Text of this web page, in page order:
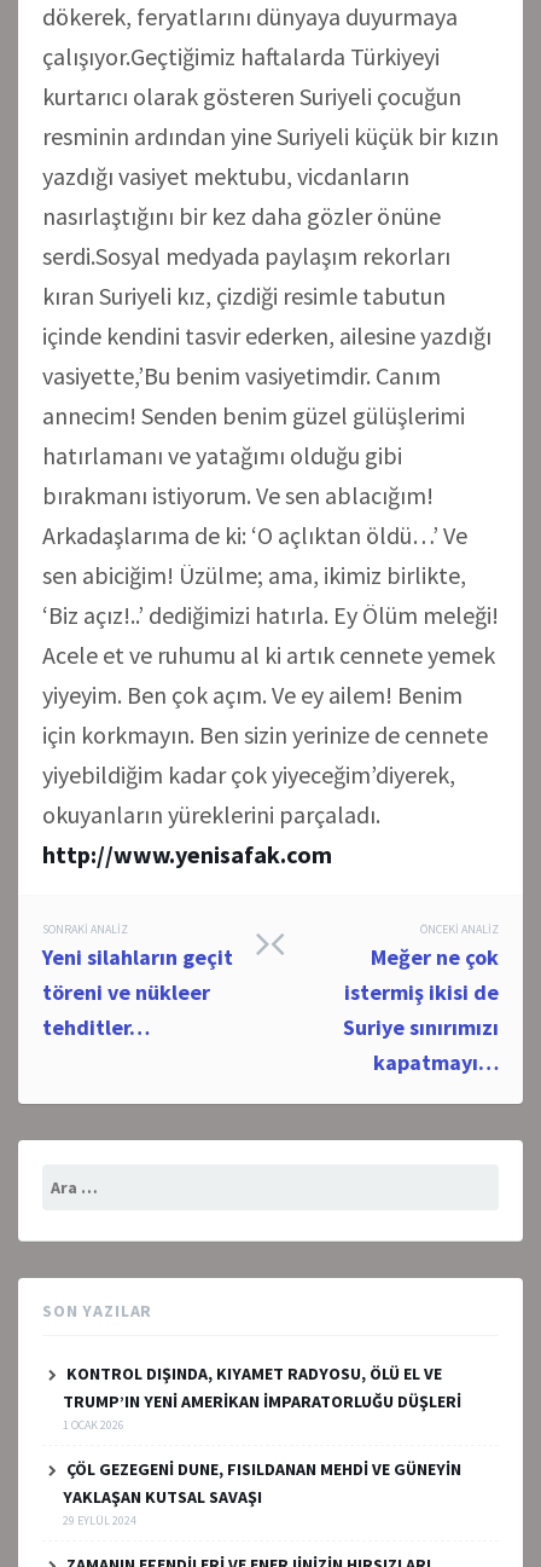
dökerek, feryatlarını dünyaya duyurmaya
çalışıyor.Geçtiğimiz haftalarda Türkiyeyi
kurtarıcı olarak gösteren Suriyeli çocuğun
resminin ardından yine Suriyeli küçük bir kızın
yazdığı vasiyet mektubu, vicdanların
nasırlaştığını bir kez daha gözler önüne
serdi.Sosyal medyada paylaşım rekorları
kıran Suriyeli kız, çizdiği resimle tabutun
içinde kendini tasvir ederken, ailesine yazdığı
vasiyette,’Bu benim vasiyetimdir. Canım
annecim! Senden benim güzel gülüşlerimi
hatırlamanı ve yatağımı olduğu gibi
bırakmanı istiyorum. Ve sen ablacığım!
Arkadaşlarıma de ki: ‘O açlıktan öldü…’ Ve
sen abiciğim! Üzülme; ama, ikimiz birlikte,
‘Biz açız!..’ dediğimizi hatırla. Ey Ölüm meleği!
Acele et ve ruhumu al ki artık cennete yemek
yiyeyim. Ben çok açım. Ve ey ailem! Benim
için korkmayın. Ben sizin yerinize de cennete
yiyebildiğim kadar çok yiyeceğim’diyerek,
okuyanların yüreklerini parçaladı.
http://www.yenisafak.com
Post
navigation
ÖNCEKI ANALIZ
Meğer ne çok
istermiş ikisi de
Suriye sınırımızı
kapatmayı…
SONRAKI ANALIZ
Yeni silahların geçit
töreni ve nükleer
tehditler…
SON YAZILAR
KONTROL DIŞINDA, KIYAMET RADYOSU, ÖLÜ EL VE
TRUMP’IN YENİ AMERİKAN İMPARATORLUĞU DÜŞLERİ
1 OCAK 2026
ÇÖL GEZEGENİ DUNE, FISILDANAN MEHDİ VE GÜNEYİN
YAKLAŞAN KUTSAL SAVAŞI
29 EYLÜL 2024